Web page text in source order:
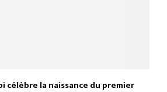
célèbre la naissance du premier